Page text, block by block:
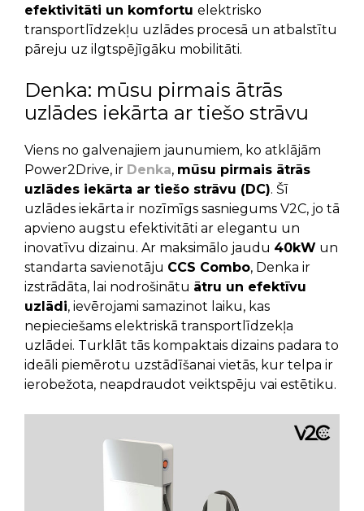
efektivitāti un komfortu elektrisko
transportlīdzekļu uzlādes procesā un atbalstītu
pāreju uz ilgtspējīgāku mobilitāti.
Denka: mūsu pirmais ātrās
uzlādes iekārta ar tiešo strāvu
Viens no galvenajiem jaunumiem, ko atklājām
Power2Drive, ir Denka, mūsu pirmais ātrās
uzlādes iekārta ar tiešo strāvu (DC). Šī
uzlādes iekārta ir nozīmīgs sasniegums V2C, jo tā
apvieno augstu efektivitāti ar elegantu un
inovatīvu dizainu. Ar maksimālo jaudu 40kW un
standarta savienotāju CCS Combo, Denka ir
izstrādāta, lai nodrošinātu ātru un efektīvu
uzlādi, ievērojami samazinot laiku, kas
nepieciešams elektriskā transportlīdzekļa
uzlādei. Turklāt tās kompaktais dizains padara to
ideāli piemērotu uzstādīšanai vietās, kur telpa ir
ierobežota, neapdraudot veiktspēju vai estētiku.